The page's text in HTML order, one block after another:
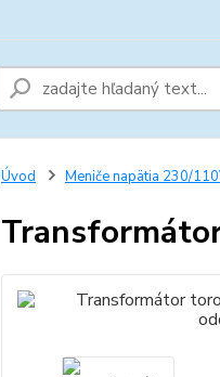
Úvod Meniče napätia 230/